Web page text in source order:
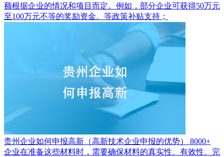
额根据企业的情况和项目而定。例如，部分企业可获得50万元
至100万元不等的奖励资金。等政策补贴支持；
贵州企业如何申报高新（高新技术企业申报的优势）
8000+
企业在准备这些材料时，需要确保材料的真实性、有效性、完